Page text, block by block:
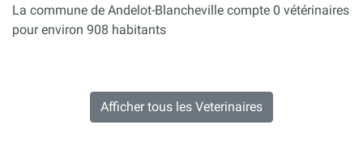
La commune de Andelot-Blancheville compte 0 vétérinaires
pour environ 908 habitants
Afficher tous les Veterinaires